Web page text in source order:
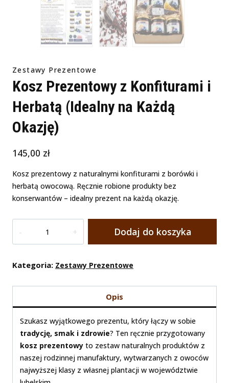
Zestawy Prezentowe
Kosz Prezentowy z Konfiturami i
Herbatą (Idealny na Każdą
Okazję)
145,00 zł
Kosz prezentowy z naturalnymi konfiturami z borówki i
herbatą owocową. Ręcznie robione produkty bez
konserwantów – idealny prezent na każdą okazję.
Z
I
(Idealny
Na
Każdą
Okazję)
Dodaj do koszyka
Kategoria: Zestawy Prezentowe
Opis
Szukasz wyjątkowego prezentu, który łączy w sobie
tradycję, smak i zdrowie? Ten ręcznie przygotowany
kosz prezentowy to zestaw naturalnych produktów z
naszej rodzinnej manufaktury, wytwarzanych z owoców
najwyższej klasy z własnej plantacji w województwie